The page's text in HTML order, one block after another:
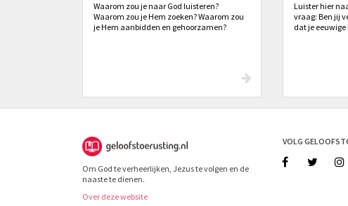
Waarom zou je naar God luisteren?
Waarom zou je Hem zoeken? Waarom zou
je Hem aanbidden en gehoorzamen?
Luister hier
vraag: Ben jij
dat je eeuwige
Om God te verheerlijken, Jezus te volgen en de
naaste te dienen.
Over deze website
VOLG